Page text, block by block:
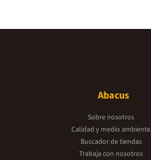
Abacus
Sobre nosotros
Calidad y medio ambiente
Buscador de tiendas
Trabaja con nosotros